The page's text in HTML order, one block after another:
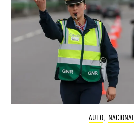
AUTO, NACIONAL